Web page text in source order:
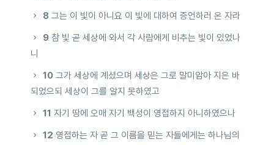
8 그는 이 빛이 아니요 이 빛에 대하여 증언하러 온 자라
9참 빛 곧 세상에 와서 각 사람에게 비추는 빛이 있었나
니
10그가 세상에 계셨으며 세상은 그로 말미암아 지은 바
되었으되 세상이 그를 알지 못하였고
11 자기 땅에 오매 자기 백성이 영접하지 아니하였으나
12 영접하는 자 곧 그 이름을 믿는 자들에게는 하나님의